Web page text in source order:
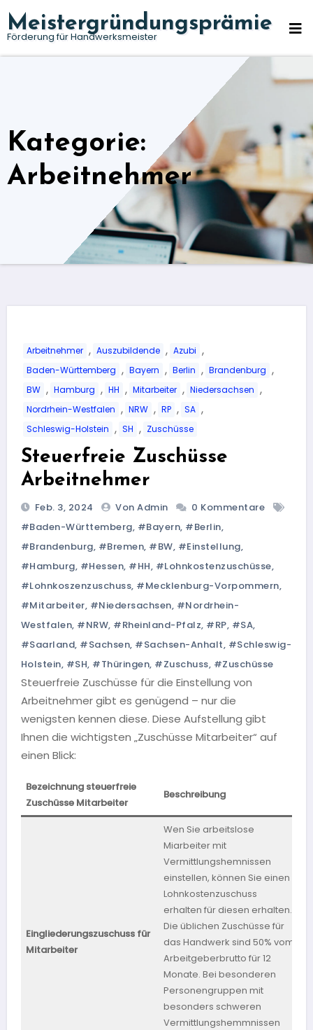
Zum
Inhalt
Meistergründungsprämie
Förderung für Handwerksmeister
Kategorie:
Arbeitnehmer
Arbeitnehmer , Auszubildende , Azubi ,
Baden-Württemberg , Bayern , Berlin , Brandenburg ,
BW , Hamburg , HH , Mitarbeiter , Niedersachsen ,
Nordrhein-Westfalen , NRW , RP , SA ,
Schleswig-Holstein , SH , Zuschüsse
Steuerfreie Zuschüsse
Arbeitnehmer
Feb. 3, 2024 Von Admin
0 Kommentare
#Baden-Württemberg, #Bayern, #Berlin,
#Brandenburg, #Bremen, #BW, #einstellung,
#Hamburg, #Hessen, #HH, #Lohnkostenzuschüsse,
#Lohnkoszenzuschuss, #Mecklenburg-Vorpommern,
#Mitarbeiter, #Niedersachsen, #Nordrhein-
Westfalen, #NRW, #Rheinland-Pfalz, #RP, #SA,
#Saarland, #Sachsen, #Sachsen-Anhalt, #Schleswig-
Holstein, #SH, #Thüringen, #Zuschuss, #Zuschüsse
Steuerfreie Zuschüsse für die Einstellung von
Arbeitnehmer gibt es genügend – nur die
wenigsten kennen diese. Diese Aufstellung gibt
Ihnen die wichtigsten „Zuschüsse Mitarbeiter“ auf
einen Blick:
Bezeichnung steuerfreie
Zuschüsse Mitarbeiter
Beschreibung
Eingliederungszuschuss für
Mitarbeiter
Wen Sie arbeitslose
Miarbeiter mit
Vermittlungshemnissen
einstellen, können Sie einen
Lohnkostenzuschuss
erhalten für diesen erhalten.
Die üblichen Zuschüsse für
das Handwerk sind 50% vom
Arbeitgeberbrutto für 12
Monate. Bei besonderen
Personengruppen mit
besonders schweren
Vermittlungshemmnissen